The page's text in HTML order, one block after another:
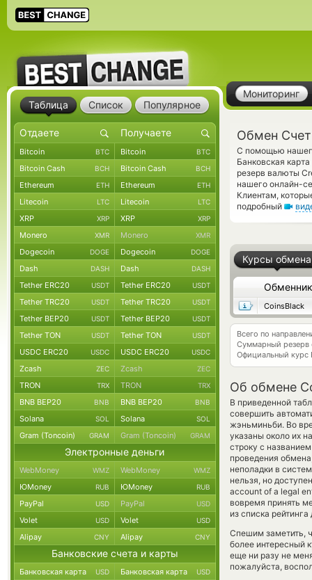
Мониторинг
Обмен Счет
С помощью
Банковская
резерв валюты
нашего онлайн-
Клиентам,
подробный
Курсы обмена
Обменник
CoinsBlack
Всего по
Суммарный резерв
Официальный курс
Об обмене
В приведенной
совершить
жэньминьби. Во
указаны около их
строку с
проведения
неполадки в
нельзя, но
account of a legal
вовремя принять
из списка
Спешим заметить,
более интересный
еще ни разу не
пожалуйста,
Таблица Список Популярное
Bitcoin BTC Bitcoin BTC
Bitcoin Cash BCH Bitcoin Cash BCH
Ethereum ETH Ethereum ETH
Litecoin LTC Litecoin LTC
XRP XRP XRP XRP
Monero XMR Monero XMR
Dogecoin DOGE Dogecoin DOGE
Dash DASH Dash DASH
Tether ERC20 USDT Tether ERC20 USDT
Tether TRC20 USDT Tether TRC20 USDT
Tether BEP20 USDT Tether BEP20 USDT
Tether TON USDT Tether TON USDT
USDC ERC20 USDC USDC ERC20 USDC
Zcash ZEC Zcash ZEC
TRON TRX TRON TRX
BNB BEP20 BNB BNB BEP20 BNB
Solana SOL Solana SOL
Gram (Toncoin) GRAM Gram (Toncoin) GRAM
Электронные деньги
WebMoney WMZ WebMoney WMZ
ЮMoney RUB ЮMoney RUB
PayPal USD PayPal USD
Volet USD Volet USD
Alipay CNY Alipay CNY
Банковские счета и карты
Банковская карта USD Банковская карта USD